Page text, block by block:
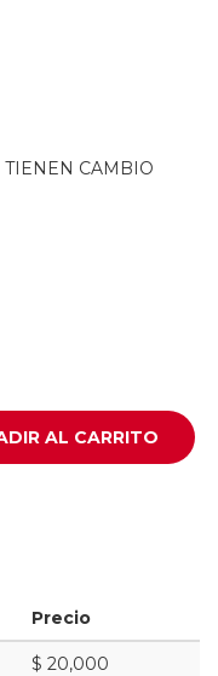
CAMBIO
AÑADIR AL CARRITO
Precio
$ 20,000